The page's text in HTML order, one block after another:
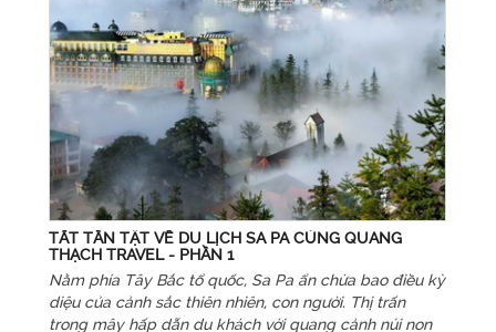
TẤT TẦN TẬT VỀ DU LỊCH SA PA CÙNG QUANG
THẠCH TRAVEL - PHẦN 1
Nằm phía Tây Bắc tổ quốc, Sa Pa ẩn chứa bao điều kỳ
diệu của cảnh sắc thiên nhiên, con người. Thị trấn
trong mây hấp dẫn du khách với quang cảnh núi non